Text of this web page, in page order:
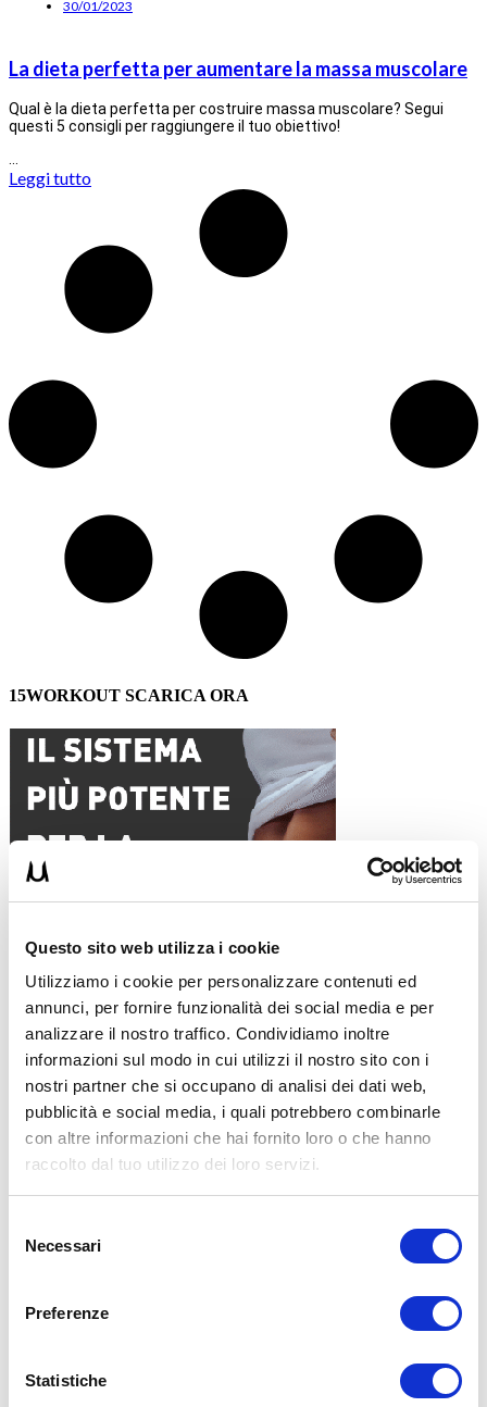
Questo sito web utilizza i cookie
Utilizziamo i cookie per personalizzare contenuti ed
annunci, per fornire funzionalità dei social media e per
analizzare il nostro traffico. Condividiamo inoltre
informazioni sul modo in cui utilizzi il nostro sito con i
nostri partner che si occupano di analisi dei dati web,
pubblicità e social media, i quali potrebbero combinarle
con altre informazioni che hai fornito loro o che hanno
raccolto dal tuo utilizzo dei loro servizi.
delNecessari
Preferenze
Statistiche
30/01/2023
La dieta perfetta per aumentare la massa muscolare
Qual è la dieta perfetta per costruire massa muscolare? Segui
questi 5 consigli per raggiungere il tuo obiettivo!
Leggi tutto
15WORKOUT SCARICA ORA
ALLENATI CON ME!